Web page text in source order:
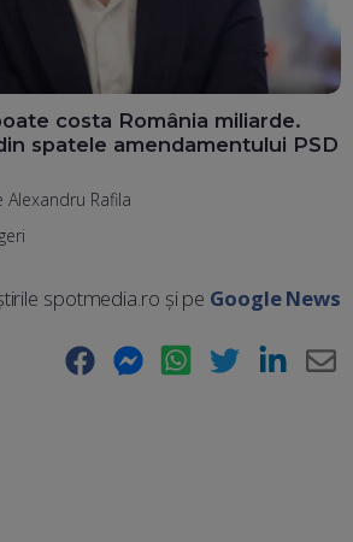
costa România miliarde.
spatele amendamentului PSD
Rafila
spotmedia.ro și pe Google News
Facebook Messenger WhatsApp Twitter LinkedIn